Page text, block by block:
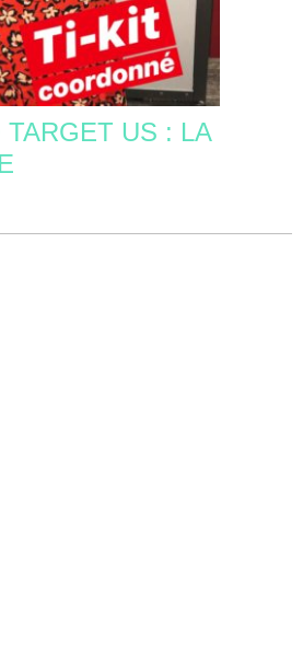
TARGET US : LA